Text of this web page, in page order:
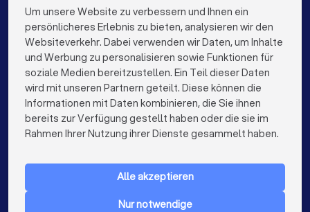
Umzugsunternehmen in Berlin
Umzugsunternehmen in Hamburg
Umzugsunternehmen in München
Umzugsunternehmen in Köln
Umzugsunternehmen in Frankfurt am Main
Umzugsunternehmen in Düsseldorf
Umzugsunternehmen in Dortmund
Die besten Umzugsunternehmen für Sie
info@trustlocal.de
FÜR PRIVATPERSONEN
Um unsere Website zu verbessern und Ihnen ein
persönlicheres Erlebnis zu bieten, analysieren wir den
Websiteverkehr. Dabei verwenden wir Daten, um Inhalte
und Werbung zu personalisieren sowie Funktionen für
soziale Medien bereitzustellen. Ein Teil dieser Daten
wird mit unseren Partnern geteilt. Diese können die
Informationen mit Daten kombinieren, die Sie ihnen
bereits zur Verfügung gestellt haben oder die sie im
Rahmen Ihrer Nutzung ihrer Dienste gesammelt haben.
Alle akzeptieren
Nur notwendige